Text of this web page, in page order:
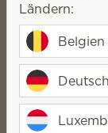
Wir
Eine
Ländern:
Belgien